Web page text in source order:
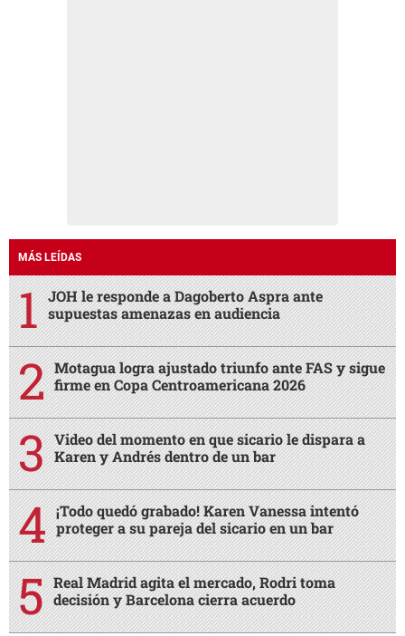
MÁS LEÍDAS
JOH le responde a Dagoberto Aspra ante
supuestas amenazas en audiencia
Motagua logra ajustado triunfo ante FAS y sigue
firme en Copa Centroamericana 2026
Video del momento en que sicario le dispara a
Karen y Andrés dentro de un bar
¡Todo quedó grabado! Karen Vanessa intentó
proteger a su pareja del sicario en un bar
Real Madrid agita el mercado, Rodri toma
decisión y Barcelona cierra acuerdo